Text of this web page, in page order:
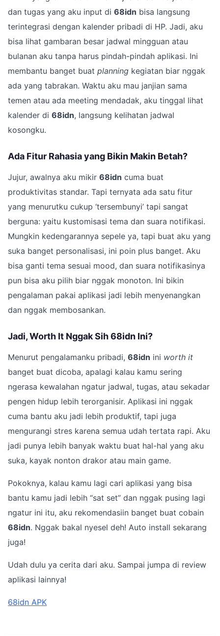
dan tugas yang aku input di 68idn bisa langsung
terintegrasi dengan kalender pribadi di HP. Jadi, aku
bisa lihat gambaran besar jadwal mingguan atau
bulanan aku tanpa harus pindah-pindah aplikasi. Ini
membantu banget buat planning kegiatan biar nggak
ada yang tabrakan. Waktu aku mau janjian sama
temen atau ada meeting mendadak, aku tinggal lihat
kalender di 68idn, langsung kelihatan jadwal
kosongku.
Ada Fitur Rahasia yang Bikin Makin Betah?
Jujur, awalnya aku mikir 68idn cuma buat
produktivitas standar. Tapi ternyata ada satu fitur
yang menurutku cukup ‘tersembunyi’ tapi sangat
berguna: yaitu kustomisasi tema dan suara notifikasi.
Mungkin kedengarannya sepele ya, tapi buat aku yang
suka banget personalisasi, ini poin plus banget. Aku
bisa ganti tema sesuai mood, dan suara notifikasinya
pun bisa aku pilih biar nggak monoton. Ini bikin
pengalaman pakai aplikasi jadi lebih menyenangkan
dan nggak membosankan.
Jadi, Worth It Nggak Sih 68idn Ini?
Menurut pengalamanku pribadi, 68idn ini worth it
banget buat dicoba, apalagi kalau kamu sering
ngerasa kewalahan ngatur jadwal, tugas, atau sekadar
pengen hidup lebih terorganisir. Aplikasi ini nggak
cuma bantu aku jadi lebih produktif, tapi juga
mengurangi stres karena semua udah tertata rapi. Aku
jadi punya lebih banyak waktu buat hal-hal yang aku
suka, kayak nonton drakor atau main game.
Pokoknya, kalau kamu lagi cari aplikasi yang bisa
bantu kamu jadi lebih “sat set” dan nggak pusing lagi
ngatur ini itu, aku rekomendasiin banget buat cobain
68idn. Nggak bakal nyesel deh! Auto install sekarang
juga!
Udah dulu ya cerita dari aku. Sampai jumpa di review
aplikasi lainnya!
68idn APK